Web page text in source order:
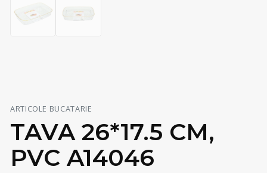
ARTICOLE BUCATARIE
TAVA 26*17.5 CM,
PVC A14046